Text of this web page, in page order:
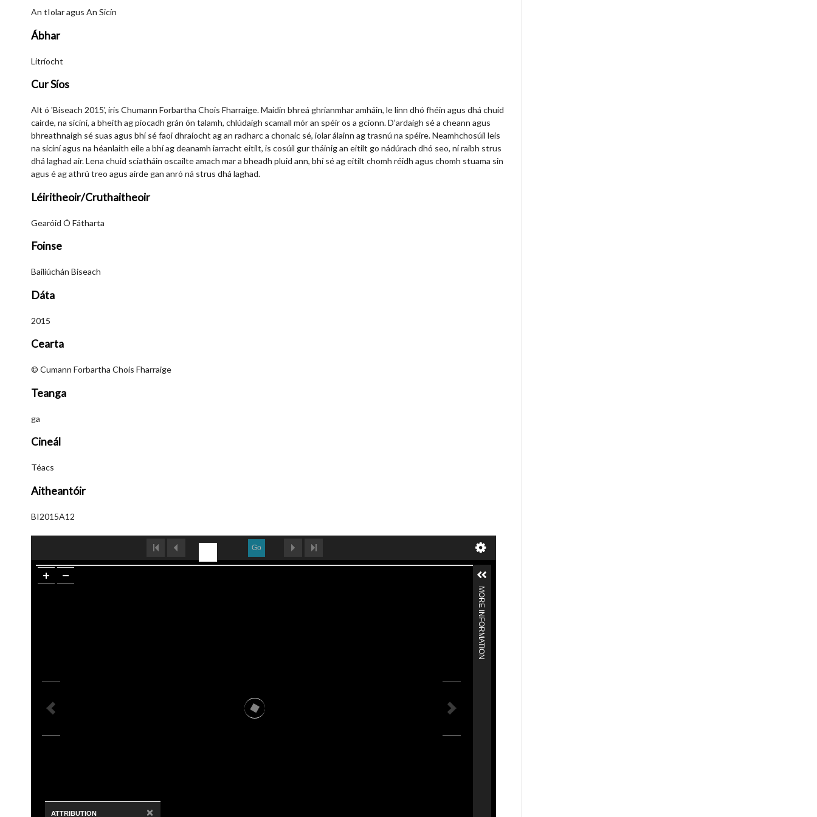
An tIolar agus An Sicín
Ábhar
Litríocht
Cur Síos
Alt ó 'Biseach 2015', iris Chumann Forbartha Chois Fharraige. Maidin bhreá ghrianmhar amháin, le linn dhó fhéin agus dhá chuid
cairde, na sicíní, a bheith ag piocadh grán ón talamh, chlúdaigh scamall mór an spéir os a gcionn. D’ardaigh sé a cheann agus
bhreathnaigh sé suas agus bhí sé faoi dhraíocht ag an radharc a chonaic sé, iolar álainn ag trasnú na spéire. Neamhchosúil leis
na sicíní agus na héanlaith eile a bhí ag deanamh iarracht eitilt, is cosúil gur tháinig an eitilt go nádúrach dhó seo, ní raibh strus
dhá laghad air. Lena chuid sciatháin oscailte amach mar a bheadh pluid ann, bhí sé ag eitilt chomh réidh agus chomh stuama sin
agus é ag athrú treo agus airde gan anró ná strus dhá laghad.
Léiritheoir/Cruthaitheoir
Gearóid Ó Fátharta
Foinse
Bailiúchán Biseach
Dáta
2015
Cearta
© Cumann Forbartha Chois Fharraige
Teanga
ga
Cineál
Téacs
Aitheantóir
BI2015A12
Go
ATTRIBUTION ×
MORE INFORMATION